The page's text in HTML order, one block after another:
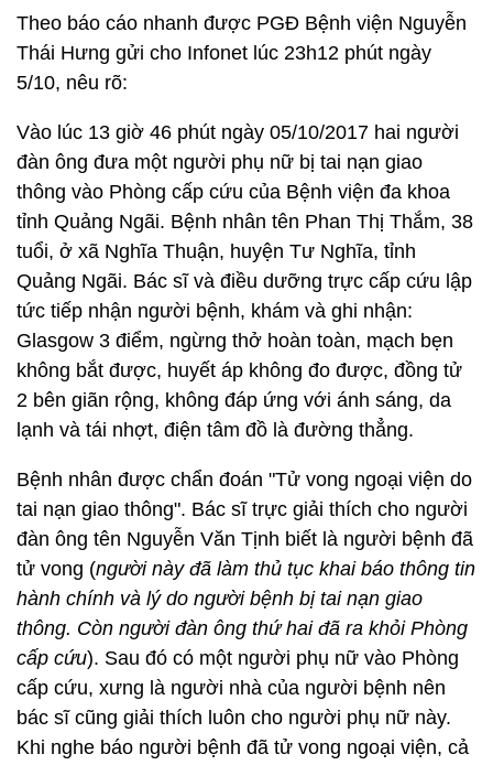
Theo báo cáo nhanh được PGĐ Bệnh viện Nguyễn
Thái Hưng gửi cho Infonet lúc 23h12 phút ngày
5/10, nêu rõ:
Vào lúc 13 giờ 46 phút ngày 05/10/2017 hai người
đàn ông đưa một người phụ nữ bị tai nạn giao
thông vào Phòng cấp cứu của Bệnh viện đa khoa
tỉnh Quảng Ngãi. Bệnh nhân tên Phan Thị Thắm, 38
tuổi, ở xã Nghĩa Thuận, huyện Tư Nghĩa, tỉnh
Quảng Ngãi. Bác sĩ và điều dưỡng trực cấp cứu lập
tức tiếp nhận người bệnh, khám và ghi nhận:
Glasgow 3 điểm, ngừng thở hoàn toàn, mạch bẹn
không bắt được, huyết áp không đo được, đồng tử
2 bên giãn rộng, không đáp ứng với ánh sáng, da
lạnh và tái nhợt, điện tâm đồ là đường thẳng.
Bệnh nhân được chẩn đoán "Tử vong ngoại viện do
tai nạn giao thông". Bác sĩ trực giải thích cho người
đàn ông tên Nguyễn Văn Tịnh biết là người bệnh đã
tử vong (người này đã làm thủ tục khai báo thông tin
hành chính và lý do người bệnh bị tai nạn giao
thông. Còn người đàn ông thứ hai đã ra khỏi Phòng
cấp cứu). Sau đó có một người phụ nữ vào Phòng
cấp cứu, xưng là người nhà của người bệnh nên
bác sĩ cũng giải thích luôn cho người phụ nữ này.
Khi nghe báo người bệnh đã tử vong ngoại viện, cả